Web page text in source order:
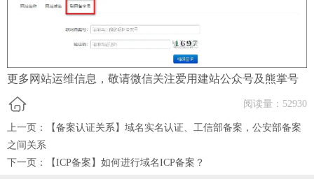
更多网站运维信息，敬请微信关注爱用建站公众号及熊掌号
阅读量： 52930
上一页：
【备案认证关系】域名实名认证、工信部备案，公安部备案
之间关系
下一页：
【ICP备案】如何进行域名ICP备案？